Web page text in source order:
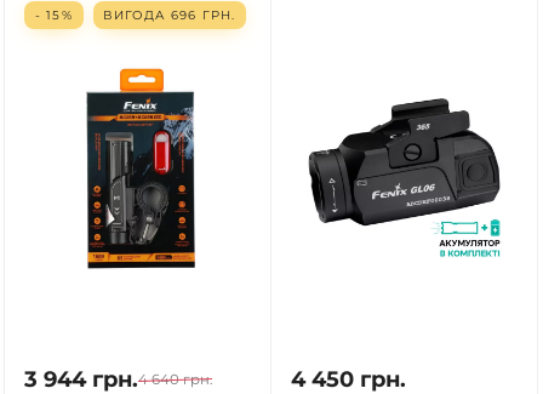
- 15% ВИГОДА 696 ГРН.
3 944 грн.4 640 грн. 4 450 грн.